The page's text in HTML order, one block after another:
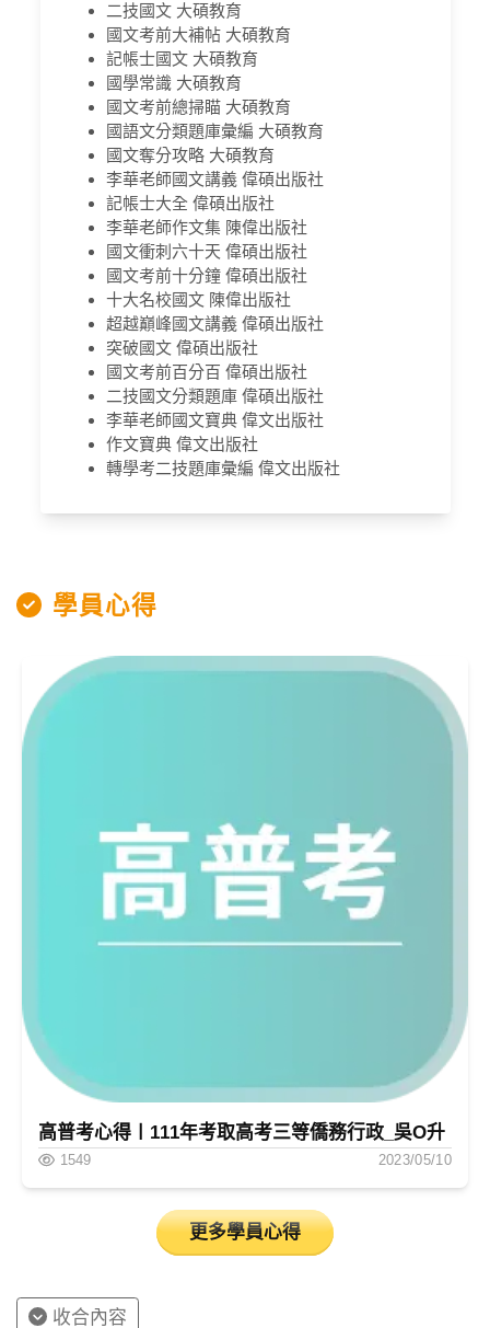
學員心得
高普考心得〡111年考取高考三等僑務行政_吳O升
1549 2023/05/10
更多學員心得
收合內容
二技國文 大碩教育
國文考前大補帖 大碩教育
記帳士國文 大碩教育
國學常識 大碩教育
國文考前總掃瞄 大碩教育
國語文分類題庫彙編 大碩教育
國文奪分攻略 大碩教育
李華老師國文講義 偉碩出版社
記帳士大全 偉碩出版社
李華老師作文集 陳偉出版社
國文衝刺六十天 偉碩出版社
國文考前十分鐘 偉碩出版社
十大名校國文 陳偉出版社
超越巔峰國文講義 偉碩出版社
突破國文 偉碩出版社
國文考前百分百 偉碩出版社
二技國文分類題庫 偉碩出版社
李華老師國文寶典 偉文出版社
作文寶典 偉文出版社
轉學考二技題庫彙編 偉文出版社